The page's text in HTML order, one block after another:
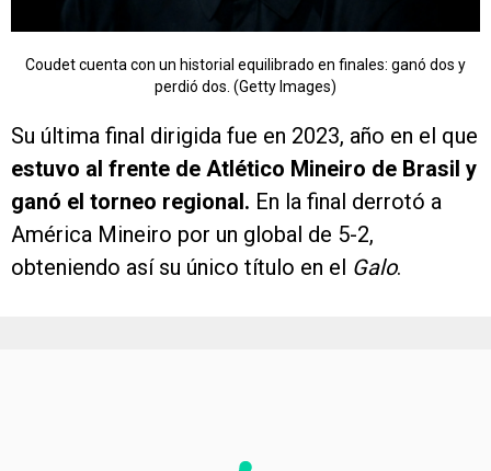
Coudet cuenta con un historial equilibrado en finales: ganó dos y
perdió dos. (Getty Images)
Su última final dirigida fue en 2023, año en el que
estuvo al frente de Atlético Mineiro de Brasil y
ganó el torneo regional. En la final derrotó a
América Mineiro por un global de 5-2,
obteniendo así su único título en el Galo.